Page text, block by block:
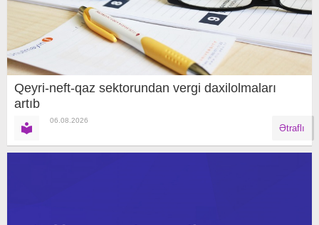
Qeyri-neft-qaz sektorundan vergi daxilolmaları
artıb
06.08.2026
Ətraflı